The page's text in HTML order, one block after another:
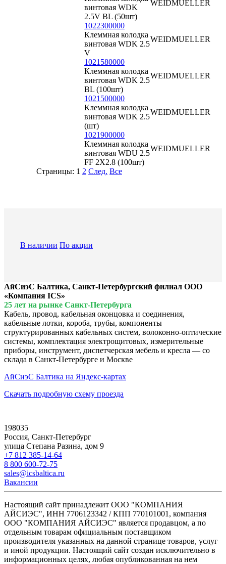
винтовая WDK
2.5V BL (50шт)
WEIDMUELLER
1022300000
Клеммная колодка
винтовая WDK 2.5
V
WEIDMUELLER
1021580000
Клеммная колодка
винтовая WDK 2.5
BL (100шт)
WEIDMUELLER
1021500000
Клеммная колодка
винтовая WDK 2.5
(шт)
WEIDMUELLER
1021900000
Клеммная колодка
винтовая WDU 2.5
FF 2X2.8 (100шт)
WEIDMUELLER
Страницы: 1 2 След. Все
В наличии По акции
АйСиэС Балтика, Санкт-Петербургский филиал ООО
«Компания ICS»
25 лет на рынке Санкт-Петербурга
Кабель, провод, кабельная оконцовка и соединения,
кабельные лотки, короба, трубы, компоненты
структурированных кабельных систем, волоконно-оптические
системы, комплектация электрощитовых, измерительные
приборы, инструмент, диспетчерская мебель и кресла — со
склада в Санкт-Петербурге и Москве
АйСиэС Балтика на Яндекс-картах
Скачать подробную схему проезда
198035
Россия, Санкт-Петербург
улица Степана Разина, дом 9
+7 812 385-14-64
8 800 600-72-75
sales@icsbaltica.ru
Вакансии
Настоящий сайт принадлежит ООО "КОМПАНИЯ
АЙСИЭС", ИНН 7706123342 / КПП 770101001, компания
ООО "КОМПАНИЯ АЙСИЭС" является продавцом, а по
отдельным товарам официальным поставщиком
производителя указанных на данной странице товаров, услуг
и иной продукции. Настоящий сайт создан исключительно в
информационных целях, любая опубликованная на нем